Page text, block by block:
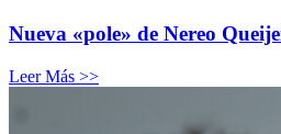
Nueva «pole» de Nereo
Leer Más >>